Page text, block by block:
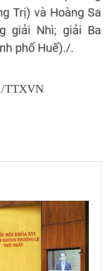
Trị) và Hoàng Sa
giải Nhì; giải Ba
phố Huế)./.
TTXVN